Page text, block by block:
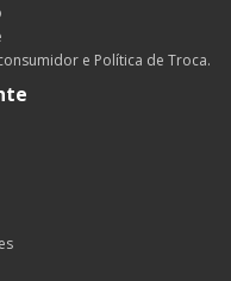
e Política de Troca.